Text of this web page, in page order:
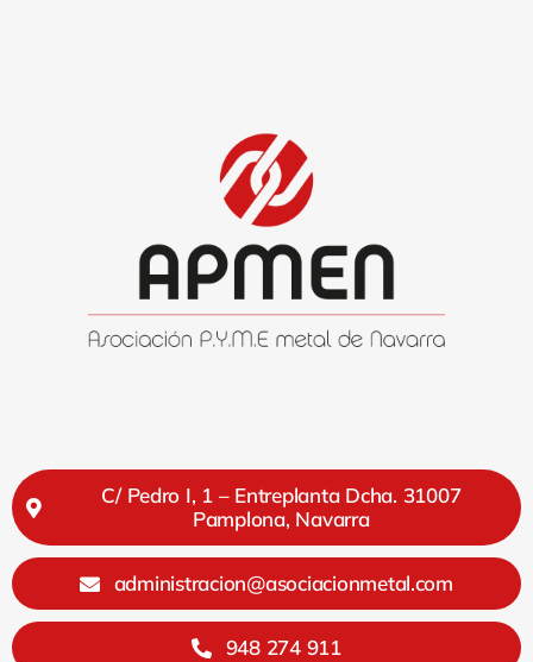
C/ Pedro I, 1 – Entreplanta Dcha. 31007
Pamplona, Navarra
administracion@asociacionmetal.com
948 274 911